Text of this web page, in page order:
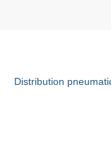
Distribution